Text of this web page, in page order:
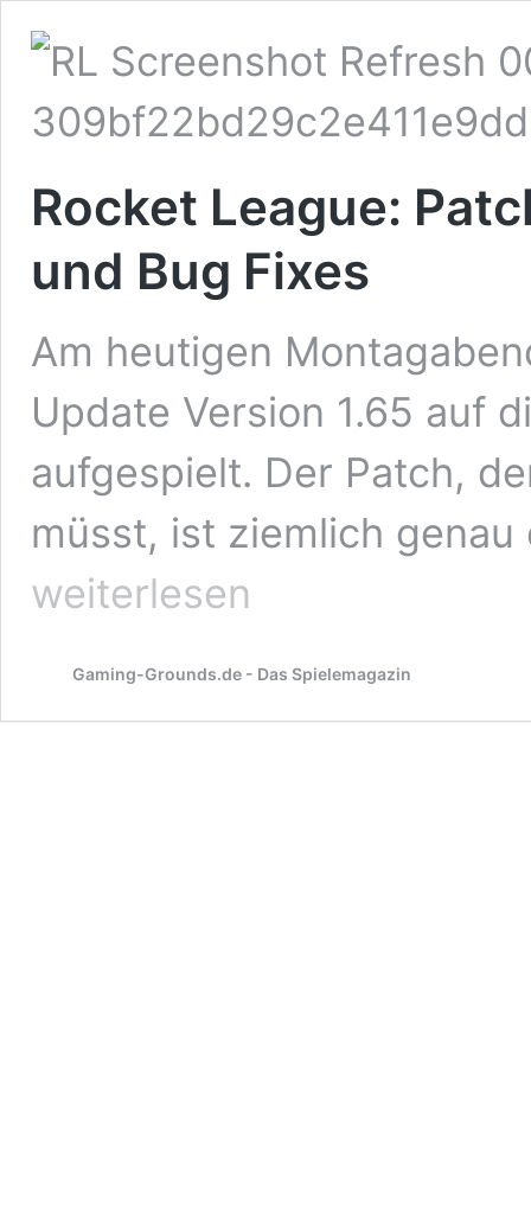
Rocket League:
und Bug Fixes
Am heutigen
Update Version 1.65 auf
aufgespielt. Der Patch,
müsst, ist ziemlich
weiterlesen
Gaming-Grounds.de - Das Spielemagazin